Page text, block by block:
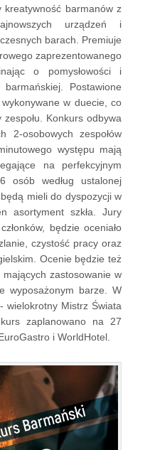
kreatywność barmanów z
urządzeń i
barach. Premiuje
zaprezentowanego
o pomysłowości i
Postawione
w duecie, co
Konkurs odbywa
2-osobowych zespołów
występu mają
na perfekcyjnym
osób według ustalonej
mieli do dyspozycji w
asortyment szkła. Jury
będzie oceniało
czystość pracy oraz
Ocenie będzie też
zastosowanie w
wyposażonym barze. W
wielokrotny Mistrz Świata
zaplanowano na 27
i WorldHotel.